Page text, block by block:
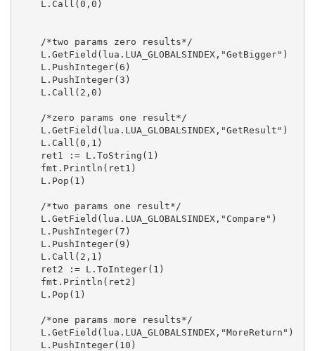
    L.Call(0,0)
    /*two params zero results*/
    L.GetField(lua.LUA_GLOBALSINDEX,"GetBigger")
    L.PushInteger(6)
    L.PushInteger(3)
    L.Call(2,0)
    /*zero params one result*/
    L.GetField(lua.LUA_GLOBALSINDEX,"GetResult")
    L.Call(0,1)
    ret1 := L.ToString(1)
    fmt.Println(ret1)
    L.Pop(1)
    /*two params one result*/
    L.GetField(lua.LUA_GLOBALSINDEX,"Compare")
    L.PushInteger(7)
    L.PushInteger(9)
    L.Call(2,1)
    ret2 := L.ToInteger(1)
    fmt.Println(ret2)
    L.Pop(1)
    /*one params more results*/
    L.GetField(lua.LUA_GLOBALSINDEX,"MoreReturn")
    L.PushInteger(10)